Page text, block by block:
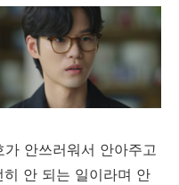
안쓰러워서 안아주고
안 되는 일이라며 안